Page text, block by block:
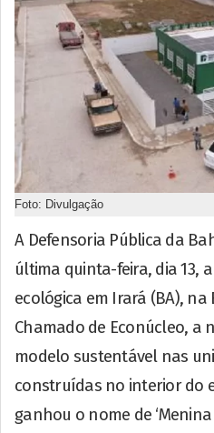
Foto: Divulgação
A Defensoria Pública da
última quinta-feira, dia 13,
ecológica em Irará (BA), na
Chamado de Econúcleo, a
modelo sustentável nas
construídas no interior do
ganhou o nome de